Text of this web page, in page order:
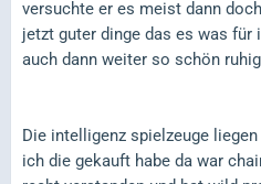
versuchte er es meist dann
jetzt guter dinge das es was für
auch dann weiter so schön
Die intelligenz spielzeuge
ich die gekauft habe da war